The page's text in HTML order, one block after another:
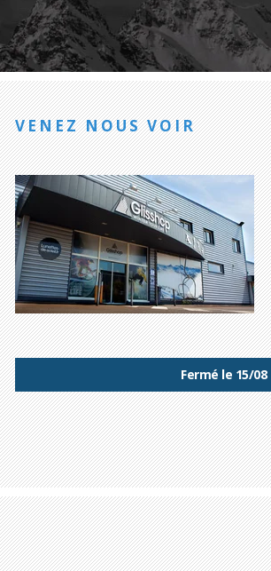
VENEZ NOUS VOIR
Fermé le 15/08